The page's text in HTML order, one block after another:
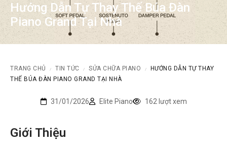
Hướng Dẫn Tự Thay Thế Búa Đàn
Piano Grand Tại Nhà
TRANG CHỦ / TIN TỨC / SỬA CHỮA PIANO /
HƯỚNG DẪN TỰ THAY
THẾ BÚA ĐÀN PIANO GRAND TẠI NHÀ
31/01/2026 Elite Piano 162 lượt xem
Giới Thiệu